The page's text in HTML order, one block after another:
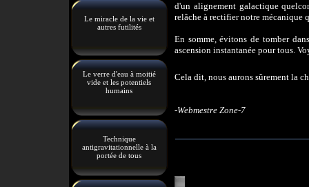
Le miracle de la vie et
autres futilités
Le verre d'eau à moitié
vide et les potentiels
humains
Technique
antigravitationnelle à la
portée de tous
d'un alignement galactique
relâche à rectifier notre mécanique
En somme, évitons de tomber
ascension instantanée pour tous.
Cela dit, nous aurons sûrement la
-Webmestre Zone-7